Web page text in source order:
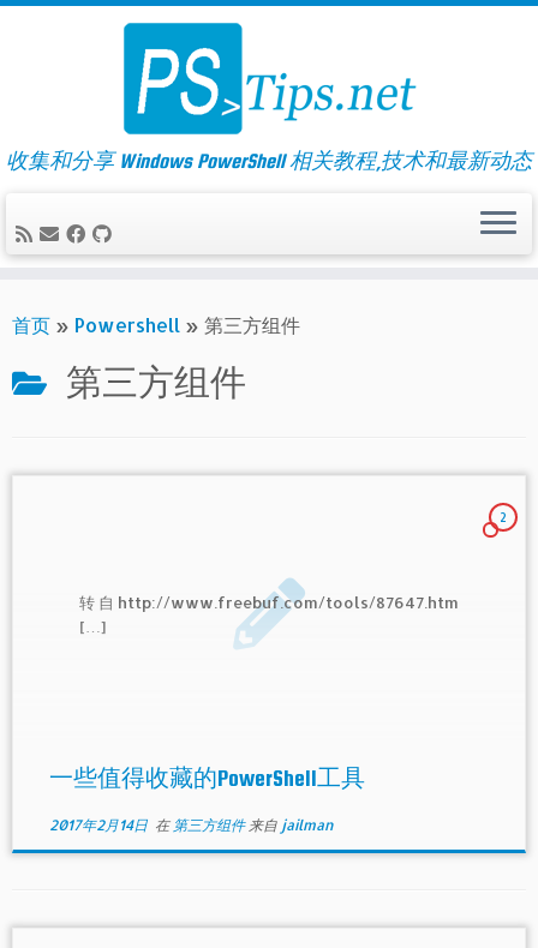
Skip
收集和分享 Windows PowerShell 相关教程,技术和最新动态
首页 » Powershell » 第三方组件
第三方组件
2
转自http://www.freebuf.com/tools/87647.htm
[…]
一些值得收藏的PowerShell工具
2017年2月14日在 第三方组件 来自 jailman